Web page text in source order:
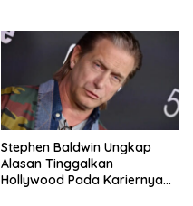
Stephen Baldwin Ungkap
Alasan Tinggalkan
Hollywood Pada Kariernya